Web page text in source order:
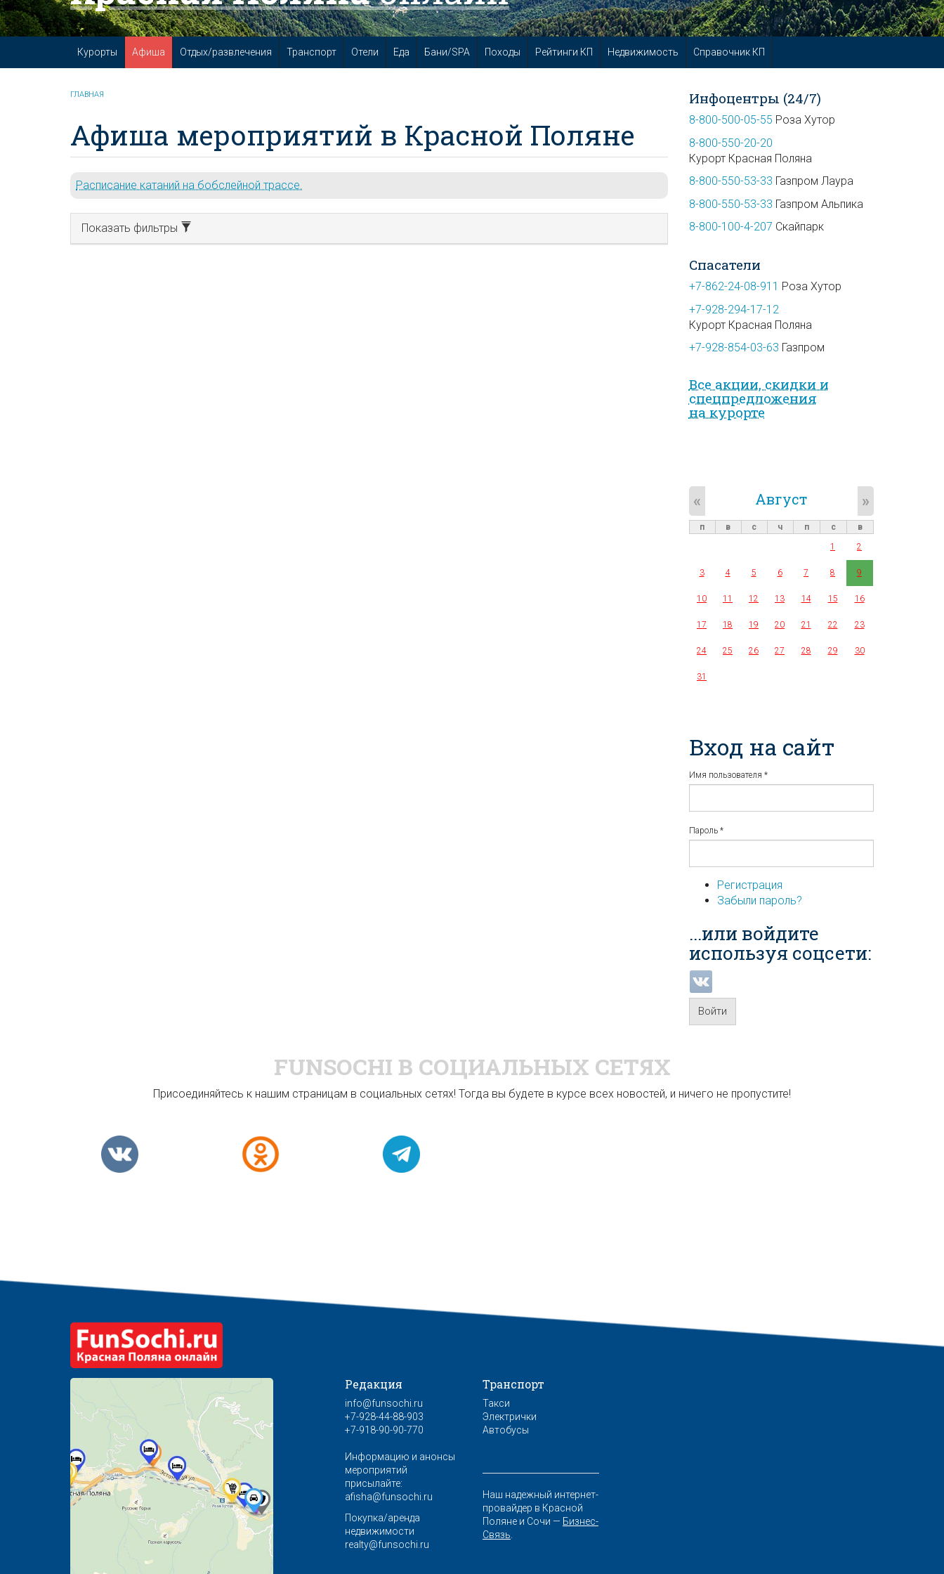
Курорты Афиша Отдых/развлечения Транспорт Отели Еда Бани/SPA Походы Рейтинги КП Недвижимость Справочник КП
ГЛАВНАЯ
Афиша мероприятий в Красной Поляне
Расписание катаний на бобслейной трассе.
Показать фильтры
Инфоцентры (24/7)
8-800-500-05-55 Роза Хутор
8-800-550-20-20
Курорт Красная Поляна
8-800-550-53-33 Газпром Лаура
8-800-550-53-33 Газпром Альпика
8-800-100-4-207 Скайпарк
Спасатели
+7-862-24-08-911 Роза Хутор
+7-928-294-17-12
Курорт Красная Поляна
+7-928-854-03-63 Газпром
Все акции, скидки и
спец­предложе­ния
на курорте
Август
« »
п в с ч п с
в
1
2
3 4 5 6 7 8 9
10 11 12 13 14 15 16
17 18 19 20 21 22 23
24 25 26 27 28 29 30
31
Вход на сайт
Имя пользователя *
Пароль *
Регистрация
Забыли пароль?
...или войдите
используя соцсети:
Войти
FUNSOCHI В СОЦИАЛЬНЫХ СЕТЯХ
Присоединяйтесь к нашим страницам в социальных сетях! Тогда вы будете в курсе всех новостей, и ничего не пропустите!
Редакция
info@funsochi.ru
+7-928-44-88-903
+7-918-90-90-770
Информацию и анонсы
мероприятий
присылайте:
afisha@funsochi.ru
Покупка/аренда
недвижимости
realty@funsochi.ru
Транспорт
Такси
Электрички
Автобусы
Наш надежный интернет-
провайдер в Красной
Поляне и Сочи — Бизнес-
Связь